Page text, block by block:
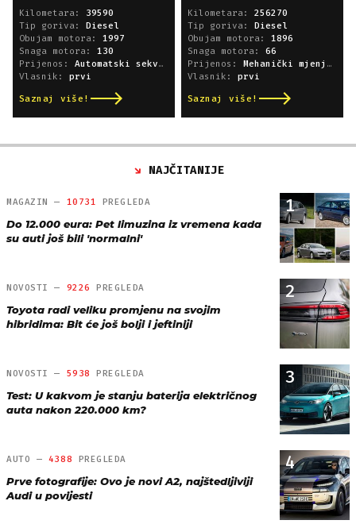
Kilometara: 39590
Tip goriva: Diesel
Obujam motora: 1997
Snaga motora: 130
Prijenos: Automatski sekvencijski
Vlasnik: prvi
Saznaj više!
Kilometara: 256270
Tip goriva: Diesel
Obujam motora: 1896
Snaga motora: 66
Prijenos: Mehanički mjenjač
Vlasnik: prvi
Saznaj više!
NAJČITANIJE
1
MAGAZIN — 10731 PREGLEDA
Do 12.000 eura: Pet limuzina iz vremena kada
su auti još bili 'normalni'
2
NOVOSTI — 9226 PREGLEDA
Toyota radi veliku promjenu na svojim
hibridima: Bit će još bolji i jeftiniji
3
NOVOSTI — 5938 PREGLEDA
Test: U kakvom je stanju baterija električnog
auta nakon 220.000 km?
4
AUTO — 4388 PREGLEDA
Prve fotografije: Ovo je novi A2, najštedljiviji
Audi u povijesti